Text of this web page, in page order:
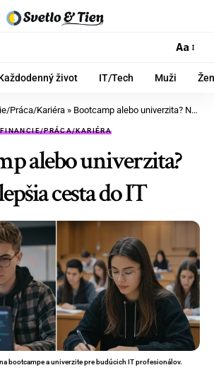
Aa
život IT/Tech Muži
Práca/Kariéra » Bootcamp alebo univerzita? Najlepšia cesta do IT
FINANCIE/PRÁCA/KARIÉRA
alebo univerzita?
cesta do IT
bootcampe a univerzite pre budúcich IT profesionálov.